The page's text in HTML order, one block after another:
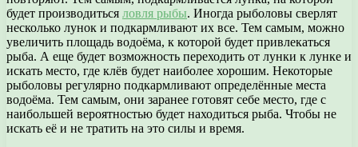
будет производиться ловля рыбы. Иногда рыболовы сверлят
несколько лунок и подкармливают их все. Тем самым, можно
увеличить площадь водоёма, к которой будет привлекаться
рыба. А еще будет возможность переходить от лунки к лунке и
искать место, где клёв будет наиболее хорошим. Некоторые
рыболовы регулярно подкармливают определённые места
водоёма. Тем самым, они заранее готовят себе место, где с
наибольшей вероятностью будет находиться рыба. Чтобы не
искать её и не тратить на это силы и время.